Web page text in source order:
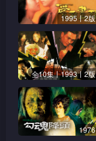
1995丨2版
全10集丨1993丨2版
1976